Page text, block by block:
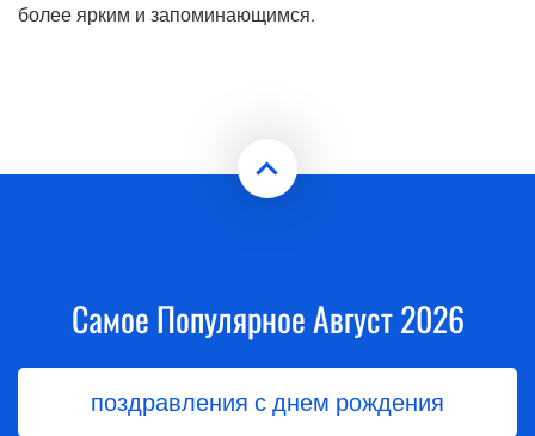
более ярким и запоминающимся.
Самое Популярное Август 2026
поздравления с днем рождения